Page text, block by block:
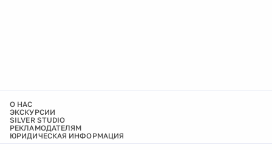
О НАС
ЭКСКУРСИИ
SILVER STUDIO
РЕКЛАМОДАТЕЛЯМ
ЮРИДИЧЕСКАЯ ИНФОРМАЦИЯ